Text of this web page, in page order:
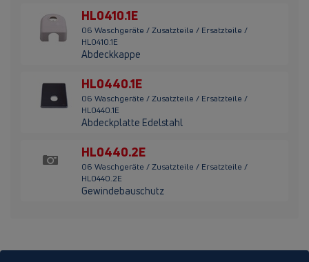
HL0410.1E
06 Waschgeräte / Zusatzteile / Ersatzteile /
HL0410.1E
Abdeckkappe
HL0440.1E
06 Waschgeräte / Zusatzteile / Ersatzteile /
HL0440.1E
Abdeckplatte Edelstahl
HL0440.2E
06 Waschgeräte / Zusatzteile / Ersatzteile /
HL0440.2E
Gewindebauschutz